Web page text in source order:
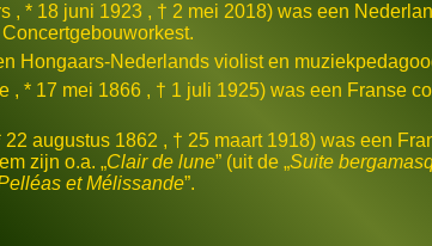
, * 18 juni 1923 , † 2 mei 2018) was een
Hongaars-Nederlands violist en
, * 17 mei 1866 , † 1 juli 1925) was een Franse
augustus 1862 , † 25 maart 1918) was een
zijn o.a. „Clair de lune” (uit de „Suite
et Mélissande”.